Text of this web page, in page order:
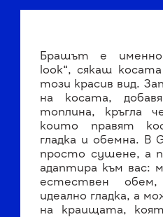
Брашът е
look“, сякаш
този красив вид.
на косата,
топлина, кръгла
които правят
гладка и обемна. В
просто сушене, а
адаптира към вас:
естествен
идеално гладка, а
на краищата,